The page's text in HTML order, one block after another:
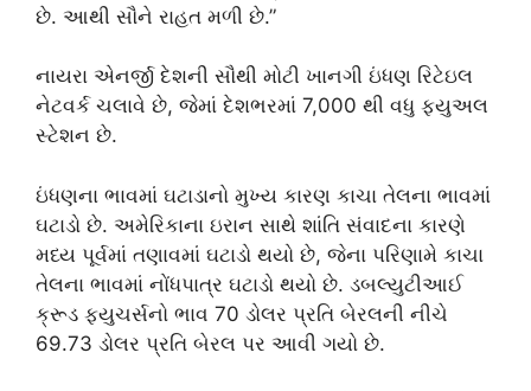
છે. આથી સૌને રાહત મળી છે.”
નાયરા એનર્જી દેશની સૌથી મોટી ખાનગી ઇંધણ રિટેઇલ
નેટવર્ક ચલાવે છે, જેમાં દેશભરમાં 7,000 થી વધુ ફ્યુઅલ
સ્ટેશન છે.
ઇંધણના ભાવમાં ઘટાડાનો મુખ્ય કારણ કાચા તેલના ભાવમાં
ઘટાડો છે. અમેરિકાના ઇરાન સાથે શાંતિ સંવાદના કારણે
મધ્ય પૂર્વમાં તણાવમાં ઘટાડો થયો છે, જેના પરિણામે કાચા
તેલના ભાવમાં નોંધપાત્ર ઘટાડો થયો છે. ડબલ્યુટીઆઈ
ક્રૂડ ફ્યુચર્સનો ભાવ 70 ડોલર પ્રતિ બેરલની નીચે
69.73 ડોલર પ્રતિ બેરલ પર આવી ગયો છે.